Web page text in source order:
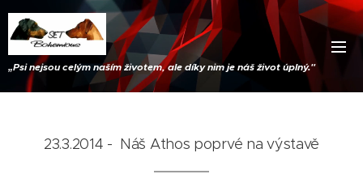
„Psi nejsou celým naším životem, ale díky nim je náš život úplný."
23.3.2014 - Náš Athos poprvé na výstavě